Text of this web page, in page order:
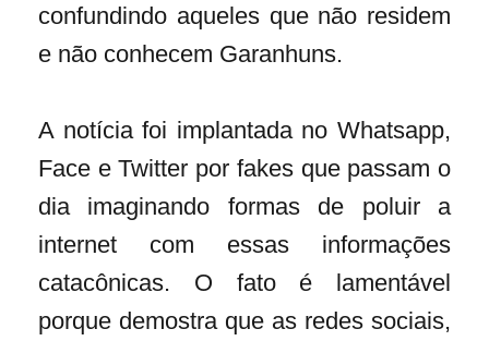
confundindo aqueles que não residem
e não conhecem Garanhuns.
A notícia foi implantada no Whatsapp,
Face e Twitter por fakes que passam o
dia imaginando formas de poluir a
internet com essas informações
catacônicas. O fato é lamentável
porque demostra que as redes sociais,